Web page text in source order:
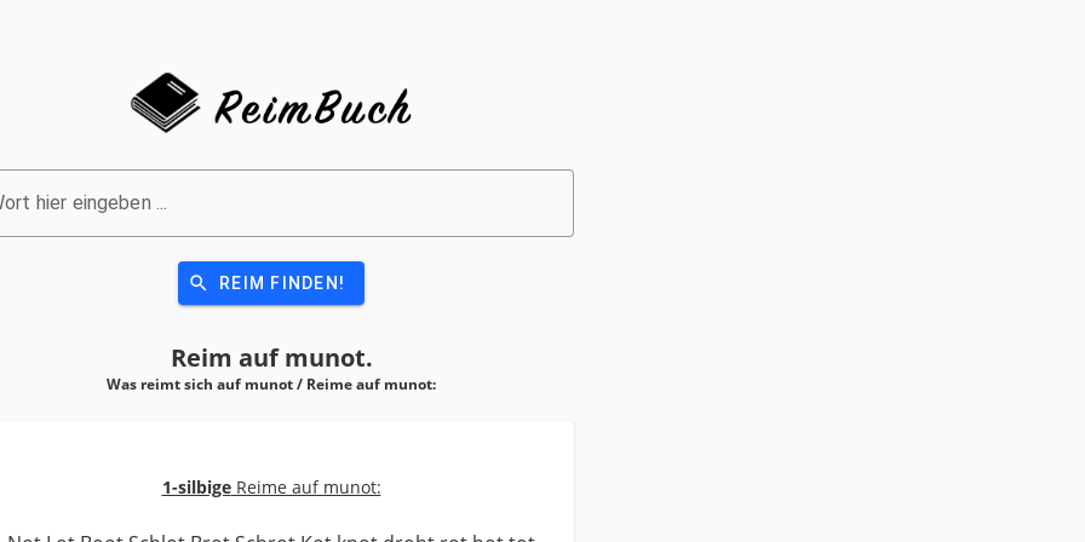
hier eingeben ...
search REIM FINDEN!
Reim aufmunot.
Was reimt sich auf munot / Reime auf munot:
1-silbigeReime auf munot: